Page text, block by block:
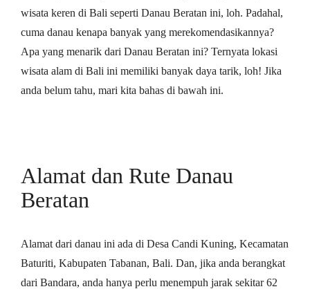
wisata keren di Bali seperti Danau Beratan ini, loh. Padahal,
cuma danau kenapa banyak yang merekomendasikannya?
Apa yang menarik dari Danau Beratan ini? Ternyata lokasi
wisata alam di Bali ini memiliki banyak daya tarik, loh! Jika
anda belum tahu, mari kita bahas di bawah ini.
Alamat dan Rute Danau
Beratan
Alamat dari danau ini ada di Desa Candi Kuning, Kecamatan
Baturiti, Kabupaten Tabanan, Bali. Dan, jika anda berangkat
dari Bandara, anda hanya perlu menempuh jarak sekitar 62